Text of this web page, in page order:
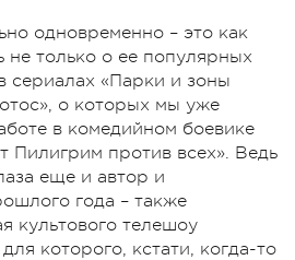
одновременно – это как
только о ее популярных
сериалах «Парки и зоны
о которых мы уже
в комедийном боевике
Пилигрим против всех». Ведь
еще и автор и
года – также
культового телешоу
которого, кстати, когда-то